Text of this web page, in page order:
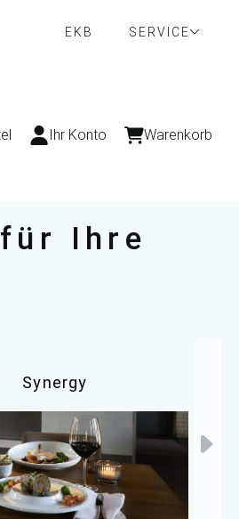
EKB
SERVICE
Ihr Konto Warenkorb
Ihre
Synergy